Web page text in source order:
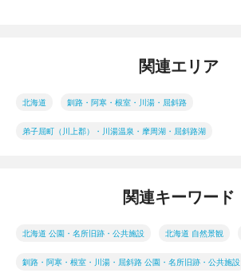
関連エリア
北海道 釧路・阿寒・根室・川湯・屈斜路
弟子屈町（川上郡）・川湯温泉・摩周湖・屈斜路湖
関連キーワード
北海道 公園・名所旧跡・公共施設 北海道 自然景観
釧路・阿寒・根室・川湯・屈斜路 公園・名所旧跡・公共施設